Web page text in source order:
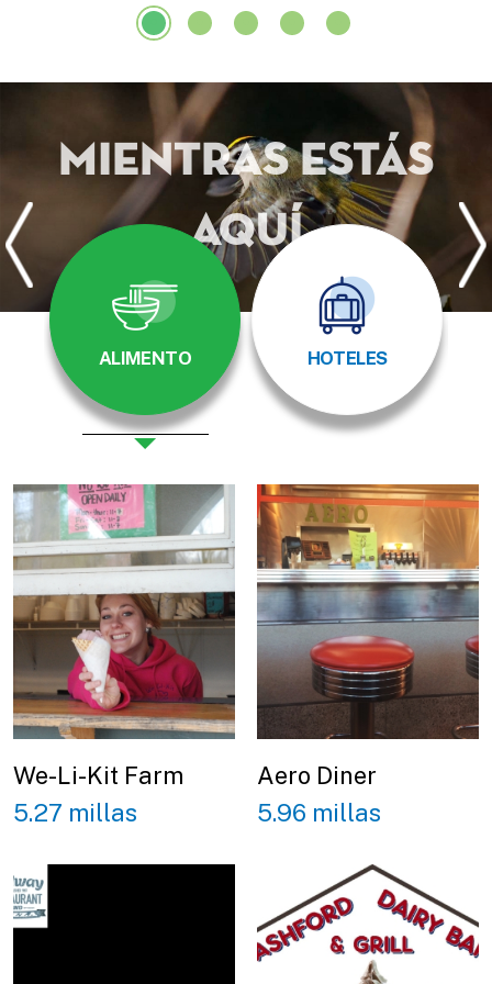
mientras estás
aquí
ALIMENTO HOTELES
We-Li-Kit Farm
5.27 millas
Aero Diner
5.96 millas